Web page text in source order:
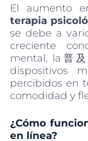
El aumento
terapia
se debe a
creciente
mental, la普
dispositivos
percibidos en
comodidad y
¿Cómo
en línea?